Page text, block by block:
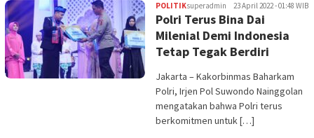
POLITIKsuperadmin 23 April 2022 - 01:48 WIB
Polri Terus Bina Dai
Milenial Demi Indonesia
Tetap Tegak Berdiri
Jakarta – Kakorbinmas Baharkam
Polri, Irjen Pol Suwondo Nainggolan
mengatakan bahwa Polri terus
berkomitmen untuk […]